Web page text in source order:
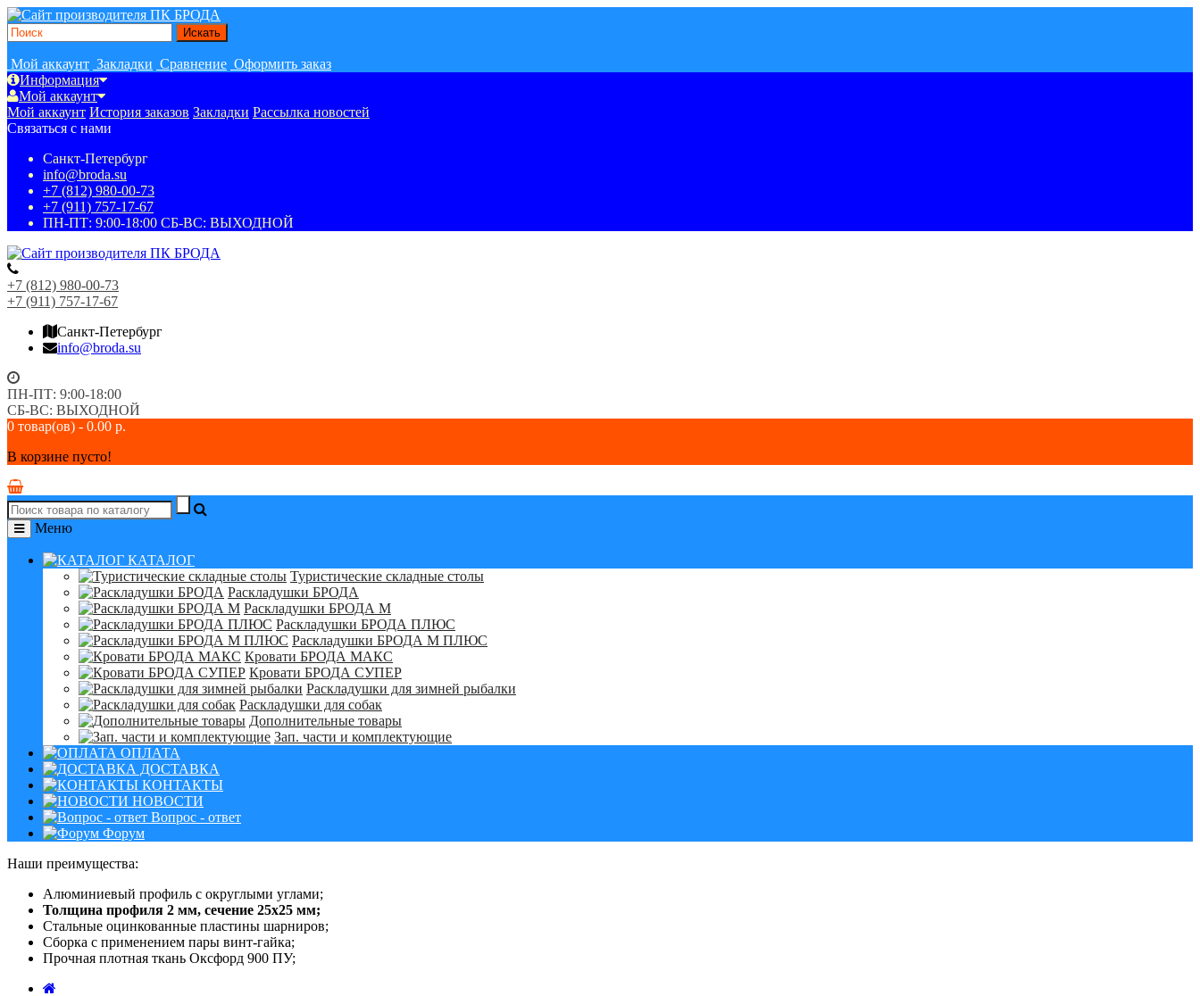
Мой аккаунт Закладки Сравнение Оформить заказ
Информация
Мой аккаунт
Мой аккаунт История заказов Закладки Рассылка новостей
Связаться с нами
Санкт-Петербург
info@broda.su
+7 (812) 980-00-73
+7 (911) 757-17-67
ПН-ПТ: 9:00-18:00 СБ-ВС: ВЫХОДНОЙ
+7 (812) 980-00-73
+7 (911) 757-17-67
Санкт-Петербург
info@broda.su
ПН-ПТ: 9:00-18:00
СБ-ВС: ВЫХОДНОЙ
0 товар(ов) - 0.00 р.
В корзине пусто!
Меню
КАТАЛОГ
Туристические складные столы
Раскладушки БРОДА
Раскладушки БРОДА М
Раскладушки БРОДА ПЛЮС
Раскладушки БРОДА М ПЛЮС
Кровати БРОДА МАКС
Кровати БРОДА СУПЕР
Раскладушки для зимней рыбалки
Раскладушки для собак
Дополнительные товары
Зап. части и комплектующие
ОПЛАТА
ДОСТАВКА
КОНТАКТЫ
НОВОСТИ
Вопрос - ответ
Форум
Наши преимущества:
Алюминиевый профиль с округлыми углами;
Толщина профиля 2 мм, сечение 25х25 мм;
Стальные оцинкованные пластины шарниров;
Сборка с применением пары винт-гайка;
Прочная плотная ткань Оксфорд 900 ПУ;